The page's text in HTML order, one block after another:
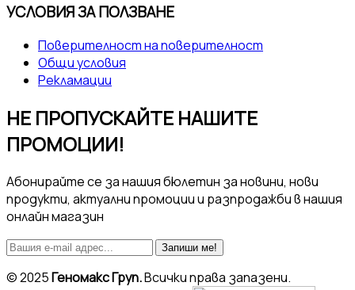
УСЛОВИЯ ЗА ПОЛЗВАНЕ
Поверителност на поверителност
Общи условия
Рекламации
НЕ ПРОПУСКАЙТЕ НАШИТЕ
ПРОМОЦИИ!
Абонирайте се за нашия бюлетин за новини, нови
продукти, актуални промоции и разпродажби в нашия
онлайн магазин
Запиши ме!
© 2025Геномакс Груп.Всички права запазени.